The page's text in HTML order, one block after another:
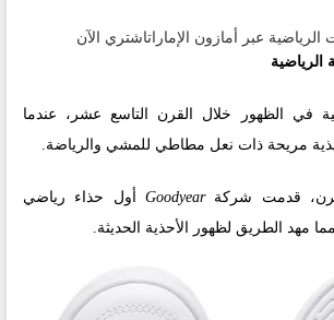
عبر أمازون الإماراتاشتري الآن
الرياضية
في الظهور خلال القرن التاسع عشر، عندما
مريحة ذات نعل مطاطي للمشي والرياضة.
قدمت شركةGoodyear أول حذاء رياضي
مهد الطريق لظهور الأحذية الحديثة.